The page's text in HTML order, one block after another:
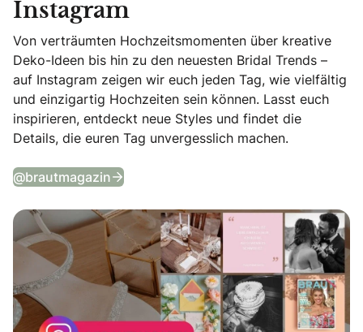
Instagram
Von verträumten Hochzeitsmomenten über kreative
Deko-Ideen bis hin zu den neuesten Bridal Trends –
auf Instagram zeigen wir euch jeden Tag, wie vielfältig
und einzigartig Hochzeiten sein können. Lasst euch
inspirieren, entdeckt neue Styles und findet die
Details, die euren Tag unvergesslich machen.
@brautmagazin Tägliche Wedding Vibes auf Instagram